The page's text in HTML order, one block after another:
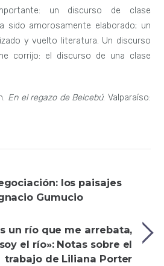
un discurso de clase
sido amorosamente elaborado; un
y vuelto literatura. Un discurso
corrijo: el discurso de una clase
En el regazo de Belcebú. Valparaíso:
los paisajes
Gumucio
un río que me arrebata,
el río»: Notas sobre el
trabajo de Liliana Porter